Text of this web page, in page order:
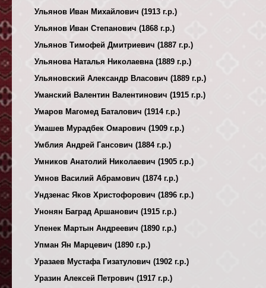
Ульянов Иван Михайлович (1913 г.р.)
Ульянов Иван Степанович (1868 г.р.)
Ульянов Тимофей Дмитриевич (1887 г.р.)
Ульянова Наталья Николаевна (1889 г.р.)
Ульяновский Александр Власович (1889 г.р.)
Уманский Валентин Валентинович (1915 г.р.)
Умаров Магомед Баталович (1914 г.р.)
Умашев Мурадбек Омарович (1909 г.р.)
Умблия Андрей Гансович (1884 г.р.)
Умников Анатолий Николаевич (1905 г.р.)
Умнов Василий Абрамович (1874 г.р.)
Ундзенас Яков Христофорович (1896 г.р.)
Унонян Баград Аршанович (1915 г.р.)
Упенек Мартын Андреевич (1890 г.р.)
Упман Ян Марцевич (1890 г.р.)
Уразаев Мустафа Гизатулович (1902 г.р.)
Уразин Алексей Петрович (1917 г.р.)